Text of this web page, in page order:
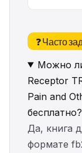
❓ Часто
Можно
Receptor
Pain and
бесплатно?
Да, книга
формате